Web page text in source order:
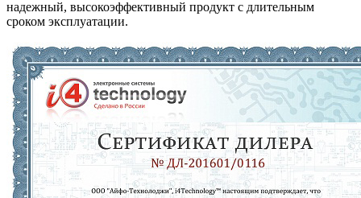
надежный, высокоэффективный продукт с длительным
сроком эксплуатации.